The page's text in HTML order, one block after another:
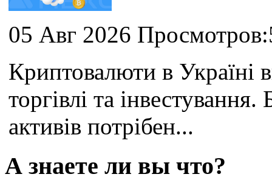
05 Авг 2026
Криптовалюти в Україні
торгівлі та
активів потрібен...
А знаете ли вы что?